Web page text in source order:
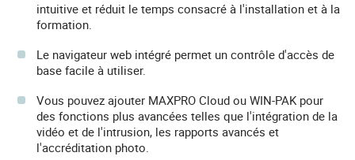
intuitive et réduit le temps consacré à l'installation et à la
formation.
Le navigateur web intégré permet un contrôle d'accès de
base facile à utiliser.
Vous pouvez ajouter MAXPRO Cloud ou WIN-PAK pour
des fonctions plus avancées telles que l'intégration de la
vidéo et de l'intrusion, les rapports avancés et
l'accréditation photo.